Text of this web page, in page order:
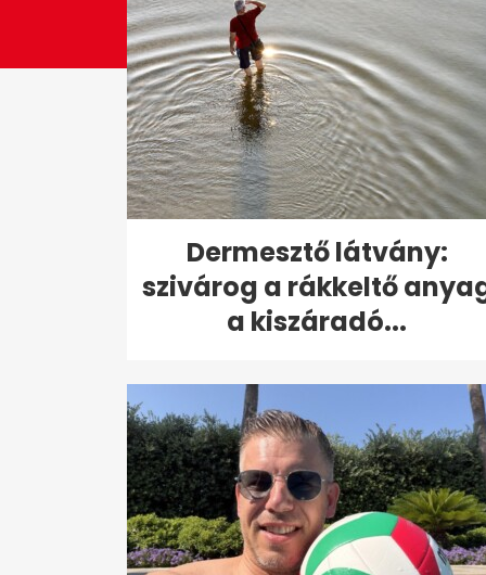
Dermesztő látvány:
szivárog a rákkeltő
a kiszáradó...